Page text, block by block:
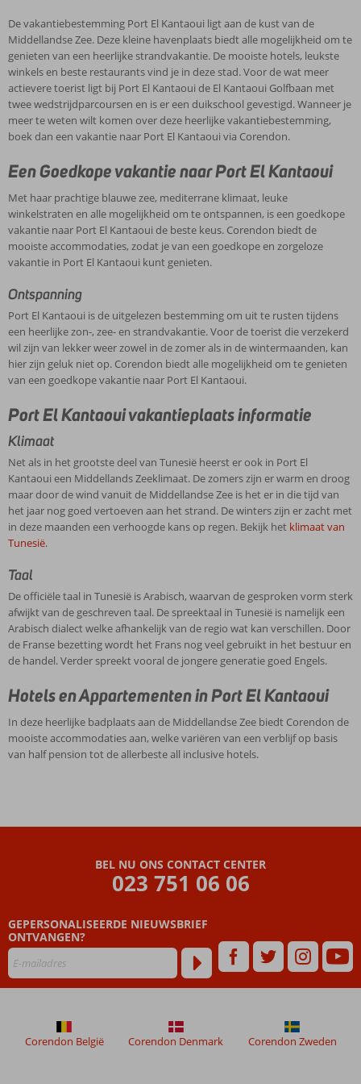
De vakantiebestemming Port El Kantaoui ligt aan de kust van de
Middellandse Zee. Deze kleine havenplaats biedt alle mogelijkheid om te
genieten van een heerlijke strandvakantie. De mooiste hotels, leukste
winkels en beste restaurants vind je in deze stad. Voor de wat meer
actievere toerist ligt bij Port El Kantaoui de El Kantaoui Golfbaan met
twee wedstrijdparcoursen en is er een duikschool gevestigd. Wanneer je
meer te weten wilt komen over deze heerlijke vakantiebestemming,
boek dan een vakantie naar Port El Kantaoui via Corendon.
Een Goedkope vakantie naar Port El Kantaoui
Met haar prachtige blauwe zee, mediterrane klimaat, leuke
winkelstraten en alle mogelijkheid om te ontspannen, is een goedkope
vakantie naar Port El Kantaoui de beste keus. Corendon biedt de
mooiste accommodaties, zodat je van een goedkope en zorgeloze
vakantie in Port El Kantaoui kunt genieten.
Ontspanning
Port El Kantaoui is de uitgelezen bestemming om uit te rusten tijdens
een heerlijke zon-, zee- en strandvakantie. Voor de toerist die verzekerd
wil zijn van lekker weer zowel in de zomer als in de wintermaanden, kan
hier zijn geluk niet op. Corendon biedt alle mogelijkheid om te genieten
van een goedkope vakantie naar Port El Kantaoui.
Port El Kantaoui vakantieplaats informatie
Klimaat
Net als in het grootste deel van Tunesië heerst er ook in Port El
Kantaoui een Middellands Zeeklimaat. De zomers zijn er warm en droog
maar door de wind vanuit de Middellandse Zee is het er in die tijd van
het jaar nog goed vertoeven aan het strand. De winters zijn er zacht met
in deze maanden een verhoogde kans op regen. Bekijk het klimaat van
Tunesië.
Taal
De officiële taal in Tunesië is Arabisch, waarvan de gesproken vorm sterk
afwijkt van de geschreven taal. De spreektaal in Tunesië is namelijk een
Arabisch dialect welke afhankelijk van de regio wat kan verschillen. Door
de Franse bezetting wordt het Frans nog veel gebruikt in het bestuur en
de handel. Verder spreekt vooral de jongere generatie goed Engels.
Hotels en Appartementen in Port El Kantaoui
In deze heerlijke badplaats aan de Middellandse Zee biedt Corendon de
mooiste accommodaties aan, welke variëren van een verblijf op basis
van half pension tot de allerbeste all inclusive hotels.
BEL NU ONS CONTACT CENTER
023 751 06 06
GEPERSONALISEERDE NIEUWSBRIEF
ONTVANGEN?
Corendon België Corendon Denmark Corendon Zweden